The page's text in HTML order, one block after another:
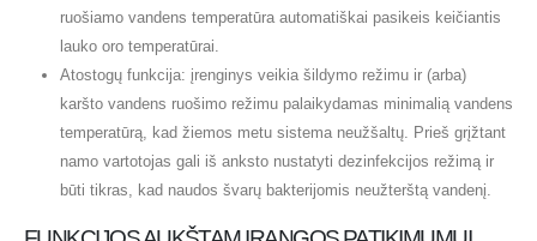
ruošiamo vandens temperatūra automatiškai pasikeis keičiantis
lauko oro temperatūrai.
Atostogų funkcija: įrenginys veikia šildymo režimu ir (arba)
karšto vandens ruošimo režimu palaikydamas minimalią vandens
temperatūrą, kad žiemos metu sistema neužšaltų. Prieš grįžtant
namo vartotojas gali iš anksto nustatyti dezinfekcijos režimą ir
būti tikras, kad naudos švarų bakterijomis neužterštą vandenį.